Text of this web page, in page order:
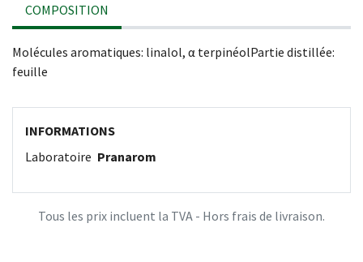
COMPOSITION
Molécules aromatiques: linalol, α terpinéolPartie distillée:
feuille
INFORMATIONS
Laboratoire Pranarom
Tous les prix incluent la TVA - Hors frais de livraison.